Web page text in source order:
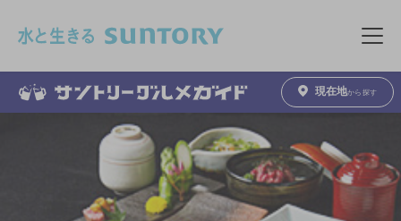
メニュ
現在地から探す